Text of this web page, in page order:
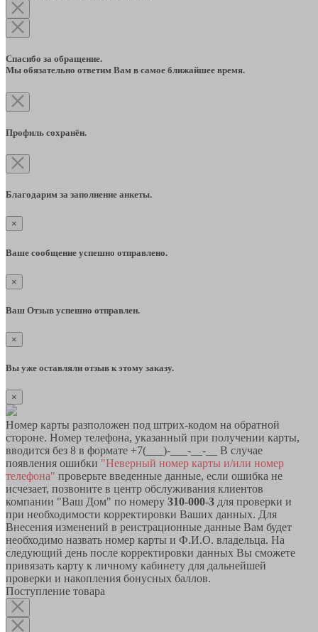
Спасибо за обращение.
Мы обязательно ответим Вам в самое ближайшее время.
Профиль сохранён.
Благодарим за заполнение анкеты.
×
Ваше сообщение успешно отправлено.
×
Ваш Отзыв успешно отправлен.
×
Вы уже оставляли отзыв к этому заказу.
×
Номер карты разположен под штрих-кодом на обратной
стороне. Номер телефона, указанный при получении карты,
вводится без 8 в формате +7(___)-___-__-__ В случае
появления ошибки "Неверный номер карты и/или номер
телефона" проверьте введенные данные, если ошибка не
исчезает, позвоните в центр обслуживания клиентов
компании "Ваш Дом" по номеру 310-000-3 для проверки и
при необходимости корректировки Ваших данных. Для
Внесения изменений в реистрационные данные Вам будет
необходимо назвать номер карты и Ф.И.О. владельца. На
следующий день после корректировки данных Вы сможете
привязать карту к личному кабинету для дальнейшей
проверки и накопления бонусных баллов.
Поступление товара